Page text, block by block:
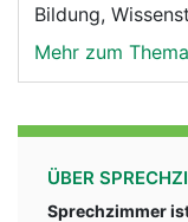
Bildung,
Mehr zum Thema
ÜBER
Sprechzimmer